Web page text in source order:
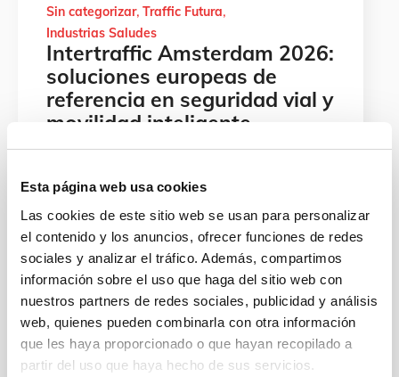
Esta página web usa cookies
Las cookies de este sitio web se usan para personalizar
el contenido y los anuncios, ofrecer funciones de redes
sociales y analizar el tráfico. Además, compartimos
información sobre el uso que haga del sitio web con
nuestros partners de redes sociales, publicidad y análisis
web, quienes pueden combinarla con otra información
que les haya proporcionado o que hayan recopilado a
partir del uso que haya hecho de sus servicios.
Sin categorizar Traffic Futura
Industrias Saludes
Intertraffic Amsterdam 2026:
soluciones europeas de
referencia en seguridad vial y
movilidad inteligente
Liderando la seguridad vial y la movilidad
inteligente en Europa Nuestra
participación en Intertraffic Amsterdam
2026, el evento de referencia […]
Leer más >